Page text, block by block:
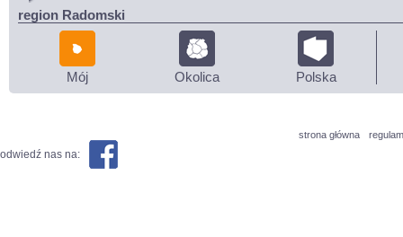
region Radomski
Mój Okolica Polska
strona główna
odwiedź nas na: